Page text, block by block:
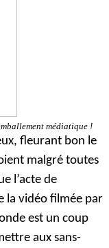
médiatique !
fleurant bon le
malgré toutes
l’acte de
la vidéo filmée par
est un coup
aux sans-